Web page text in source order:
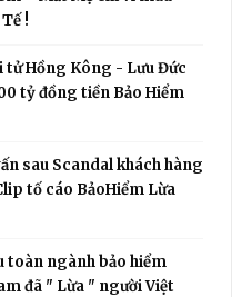
!
tử Hồng Kông - Lưu Đức
tỷ đồng tiền Bảo Hiểm
sau Scandal khách hàng
tố cáo BảoHiểm Lừa
toàn ngành bảo hiểm
đã " Lừa " người Việt